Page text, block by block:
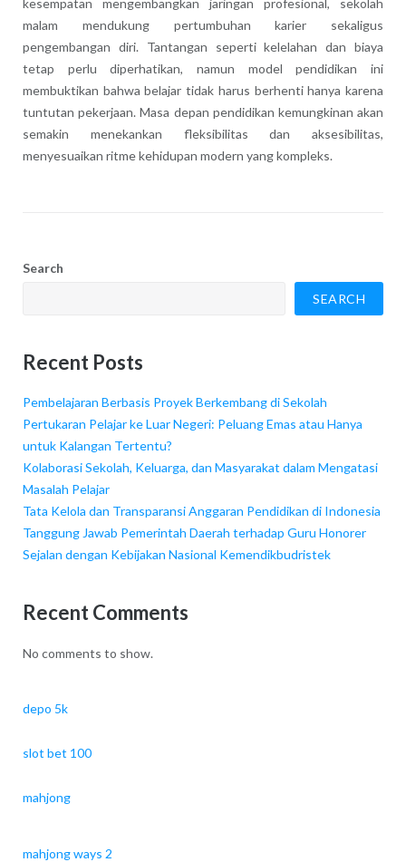
malam mendukung pertumbuhan karier sekaligus
pengembangan diri. Tantangan seperti kelelahan dan biaya
tetap perlu diperhatikan, namun model pendidikan ini
membuktikan bahwa belajar tidak harus berhenti hanya karena
tuntutan pekerjaan. Masa depan pendidikan kemungkinan akan
semakin menekankan fleksibilitas dan aksesibilitas,
menyesuaikan ritme kehidupan modern yang kompleks.
Search
SEARCH
Recent Posts
Pembelajaran Berbasis Proyek Berkembang di Sekolah
Pertukaran Pelajar ke Luar Negeri: Peluang Emas atau Hanya
untuk Kalangan Tertentu?
Kolaborasi Sekolah, Keluarga, dan Masyarakat dalam Mengatasi
Masalah Pelajar
Tata Kelola dan Transparansi Anggaran Pendidikan di Indonesia
Tanggung Jawab Pemerintah Daerah terhadap Guru Honorer
Sejalan dengan Kebijakan Nasional Kemendikbudristek
Recent Comments
No comments to show.
depo 5k
slot bet 100
mahjong
mahjong ways 2